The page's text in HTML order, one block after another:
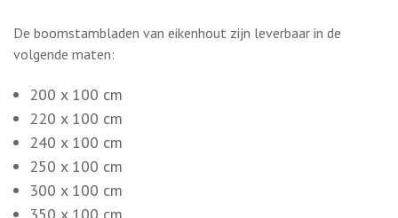
200 x 100 cm
220 x 100 cm
240 x 100 cm
250 x 100 cm
300 x 100 cm
350 x 100 cm
400 x 100 cm